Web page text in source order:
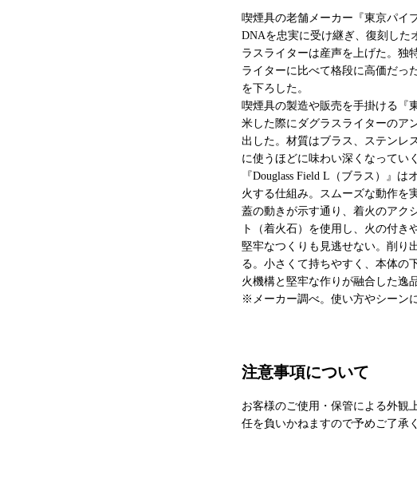
喫煙具の老舗メーカー『東京パイ
DNAを忠実に受け継ぎ、復刻した
ラスライターは産声を上げた。独
ライターに比べて格段に高価だっ
を下ろした。
喫煙具の製造や販売を手掛ける『
米した際にダグラスライターのア
出した。材質はブラス、ステンレ
に使うほどに味わい深くなってい
『Douglass Field L（ブラス）』
火する仕組み。スムーズな動作を
蓋の動きが示す通り、着火のアク
ト（着火石）を使用し、火の付き
堅牢なつくりも見逃せない。削り
る。小さくて持ちやすく、本体の
火機構と堅牢な作りが融合した逸
※メーカー調べ。使い方やシーン
注意事項について
お客様のご使用・保管による外観
任を負いかねますので予めご了承